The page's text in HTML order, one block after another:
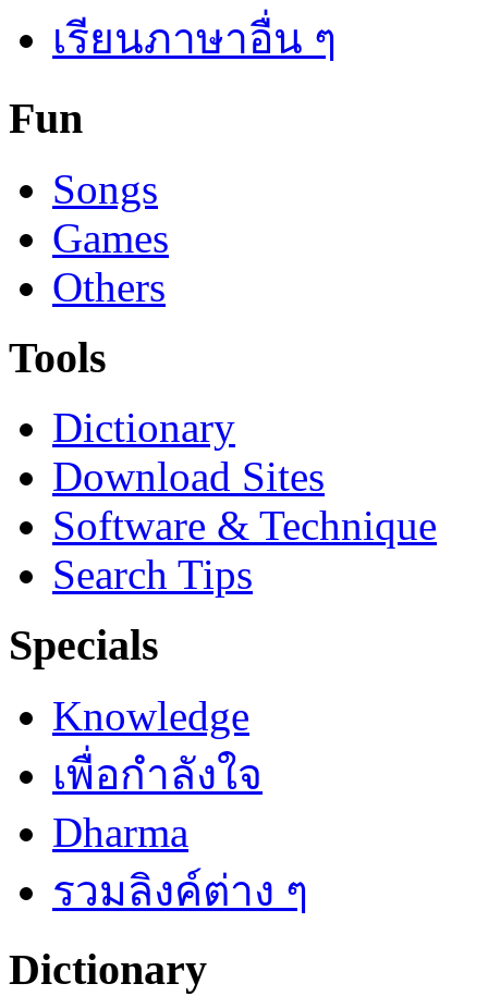
เรียนภาษาอื่น ๆ
Fun
Songs
Games
Others
Tools
Dictionary
Download Sites
Software & Technique
Search Tips
Specials
Knowledge
เพื่อกำลังใจ
Dharma
รวมลิงค์ต่าง ๆ
Dictionary